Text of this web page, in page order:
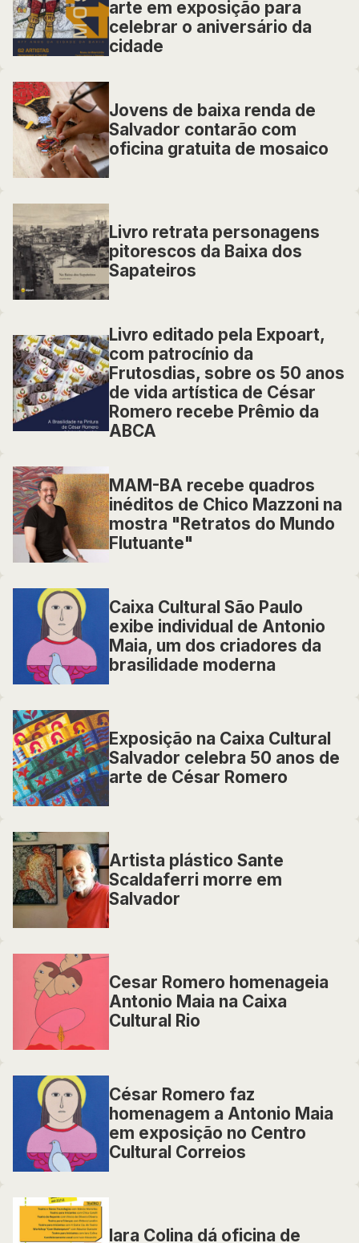
arte em exposição para
celebrar o aniversário da
cidade
Jovens de baixa renda de
Salvador contarão com
oficina gratuita de mosaico
Livro retrata personagens
pitorescos da Baixa dos
Sapateiros
Livro editado pela Expoart,
com patrocínio da
Frutosdias, sobre os 50 anos
de vida artística de César
Romero recebe Prêmio da
ABCA
MAM-BA recebe quadros
inéditos de Chico Mazzoni na
mostra "Retratos do Mundo
Flutuante"
Caixa Cultural São Paulo
exibe individual de Antonio
Maia, um dos criadores da
brasilidade moderna
Exposição na Caixa Cultural
Salvador celebra 50 anos de
arte de César Romero
Artista plástico Sante
Scaldaferri morre em
Salvador
Cesar Romero homenageia
Antonio Maia na Caixa
Cultural Rio
César Romero faz
homenagem a Antonio Maia
em exposição no Centro
Cultural Correios
Iara Colina dá oficina de